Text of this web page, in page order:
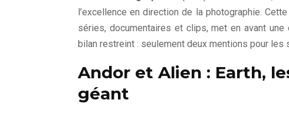
l’excellence en direction de la photographie.
séries, documentaires et clips, met en avant
bilan restreint : seulement deux mentions pour les
Andor et Alien : Earth,
géant